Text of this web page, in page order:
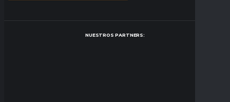
NUESTROS PARTNERS: